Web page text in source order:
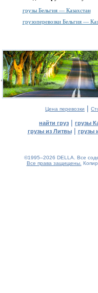
грузы Бельгия — Казахстан
грузоперевозки Бельгия —
Цена перевозки |
найти груз | грузы
грузы из Литвы| грузы
©1995–2026 DELLA. Все
Все права защищены.